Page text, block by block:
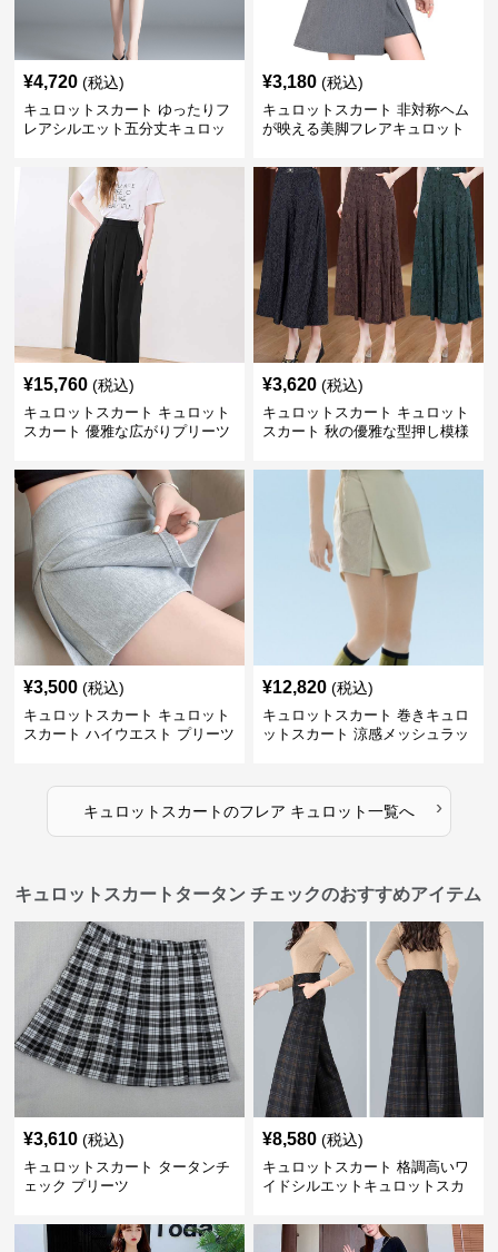
¥4,720 (税込)
キュロットスカート ゆったりフ
レアシルエット五分丈キュロッ
¥3,180 (税込)
キュロットスカート 非対称ヘム
が映える美脚フレアキュロット
¥15,760 (税込)
キュロットスカート キュロット
スカート 優雅な広がりプリーツ
¥3,620 (税込)
キュロットスカート キュロット
スカート 秋の優雅な型押し模様
¥3,500 (税込)
キュロットスカート キュロット
スカート ハイウエスト プリーツ
¥12,820 (税込)
キュロットスカート 巻きキュロ
ットスカート 涼感メッシュラッ
キュロットスカートのフレア キュロット一覧へ ›
キュロットスカートタータン チェックのおすすめアイテム
¥3,610 (税込)
キュロットスカート タータンチ
ェック プリーツ
¥8,580 (税込)
キュロットスカート 格調高いワ
イドシルエットキュロットスカ